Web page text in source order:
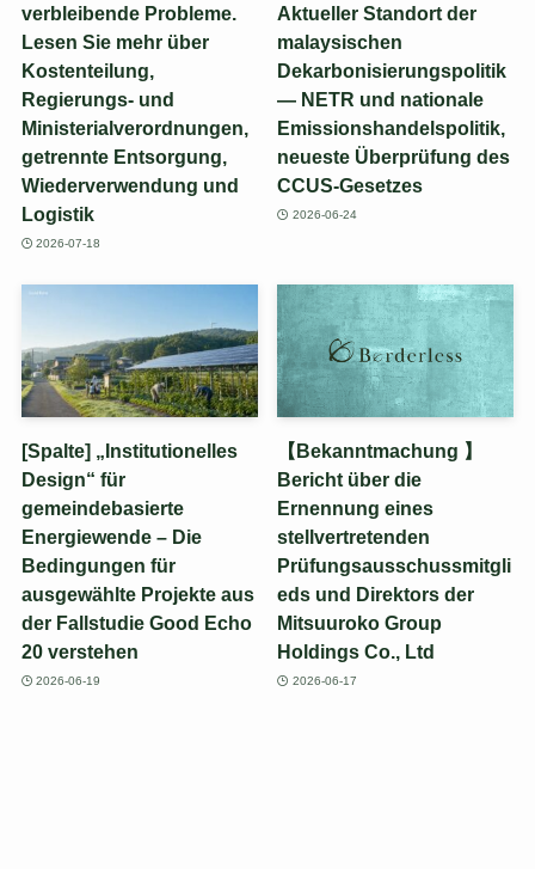
verbleibende Probleme.
Lesen Sie mehr über
Kostenteilung,
Regierungs- und
Ministerialverordnungen,
getrennte Entsorgung,
Wiederverwendung und
Logistik
2026-07-18
Aktueller Standort der
malaysischen
Dekarbonisierungspolitik
— NETR und nationale
Emissionshandelspolitik,
neueste Überprüfung des
CCUS-Gesetzes
2026-06-24
[Spalte] „Institutionelles
Design“ für
gemeindebasierte
Energiewende – Die
Bedingungen für
ausgewählte Projekte aus
der Fallstudie Good Echo
20 verstehen
2026-06-19
【Bekanntmachung 】
Bericht über die
Ernennung eines
stellvertretenden
Prüfungsausschussmitgli
eds und Direktors der
Mitsuuroko Group
Holdings Co., Ltd
2026-06-17